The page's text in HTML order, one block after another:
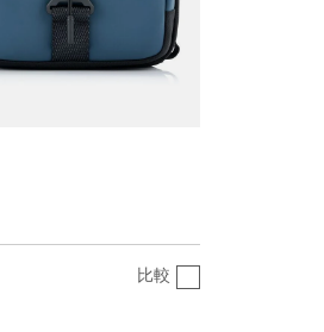
比較